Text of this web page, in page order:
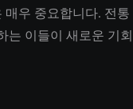
우 중요합니다. 전통
는 이들이 새로운 기회